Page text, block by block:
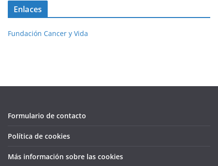
Enlaces
Fundación Cancer y Vida
Formulario de contacto
Política de cookies
Más información sobre las cookies